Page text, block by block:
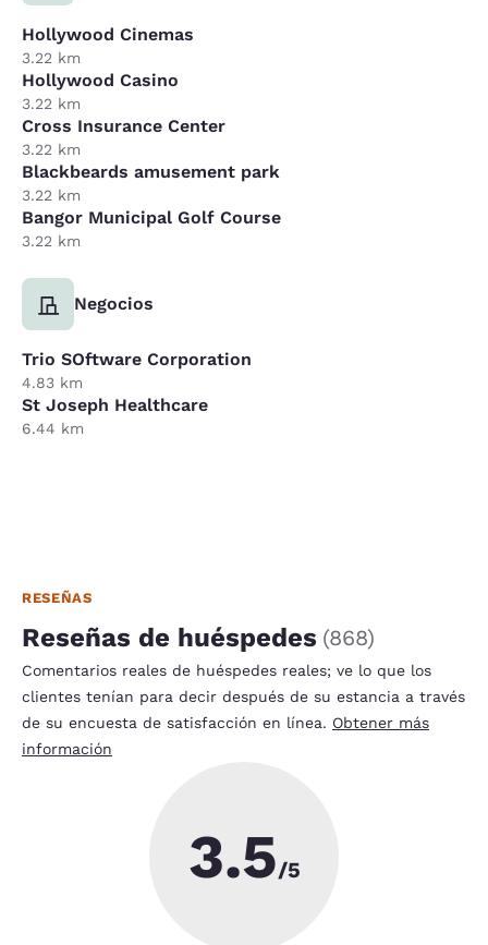
Hollywood Cinemas
3.22 km
Hollywood Casino
3.22 km
Cross Insurance Center
3.22 km
Blackbeards amusement park
3.22 km
Bangor Municipal Golf Course
3.22 km
Negocios
Trio SOftware Corporation
4.83 km
St Joseph Healthcare
6.44 km
RESEÑAS
Reseñas de huéspedes (868)
Comentarios reales de huéspedes reales; ve lo que los
clientes tenían para decir después de su estancia a través
de su encuesta de satisfacción en línea. Obtener más
información
3.5/5